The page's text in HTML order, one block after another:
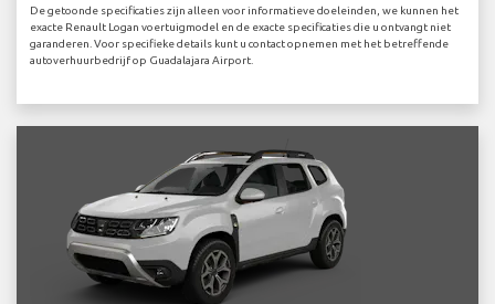
De getoonde specificaties zijn alleen voor informatieve doeleinden, we kunnen het
exacte Renault Logan voertuigmodel en de exacte specificaties die u ontvangt niet
garanderen. Voor specifieke details kunt u contact opnemen met het betreffende
autoverhuurbedrijf op Guadalajara Airport.